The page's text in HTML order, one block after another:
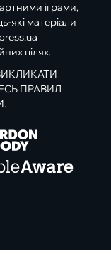
іграми,
які матеріали
цілях.
ПРАВИЛ